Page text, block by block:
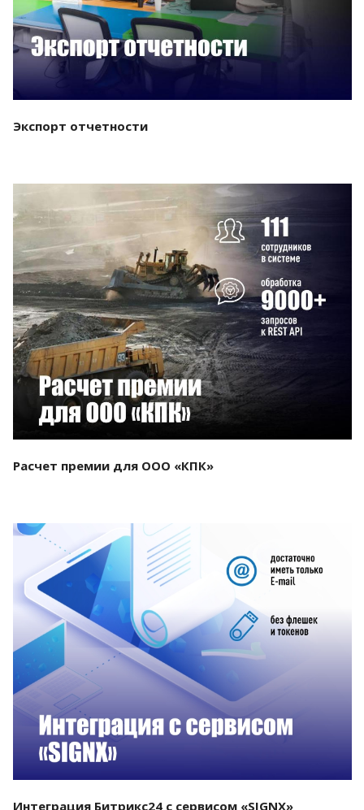
Экспорт отчетности
Смотреть проект
Расчет премии для ООО «КПК»
Смотреть проект
Интеграция Битрикс24 с сервисом «SIGNX»